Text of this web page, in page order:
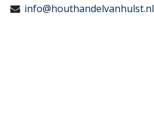
info@houthandelvanhulst.nl